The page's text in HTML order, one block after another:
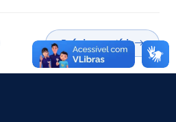
Próxima notícia